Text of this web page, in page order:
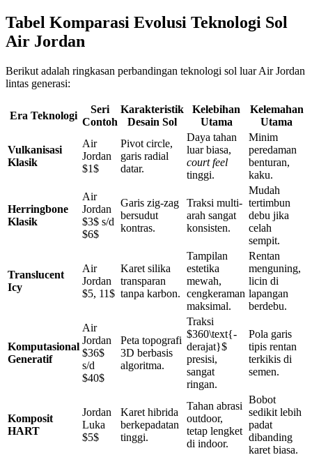
Tabel Komparasi Evolusi Teknologi Sol
Air Jordan
Berikut adalah ringkasan perbandingan teknologi sol luar Air Jordan
lintas generasi:
Era Teknologi
Seri
Contoh
Karakteristik
Desain Sol
Kelebihan
Utama
Kelemahan
Utama
Vulkanisasi
Klasik
Air
Jordan
$1$
Pivot circle,
garis radial
datar.
Daya tahan
luar biasa,
court feel
tinggi.
Minim
peredaman
benturan,
kaku.
Herringbone
Klasik
Air
Jordan
$3$ s/d
$6$
Garis zig-zag
bersudut
kontras.
Traksi multi-
arah sangat
konsisten.
Mudah
tertimbun
debu jika
celah
sempit.
Translucent
Icy
Air
Jordan
$5, 11$
Karet silika
transparan
tanpa karbon.
Tampilan
estetika
mewah,
cengkeraman
maksimal.
Rentan
menguning,
licin di
lapangan
berdebu.
Komputasional
Generatif
Air
Jordan
$36$
s/d
$40$
Peta topografi
3D berbasis
algoritma.
Traksi
$360\text{-
derajat}$
presisi,
sangat
ringan.
Pola garis
tipis rentan
terkikis di
semen.
Komposit
HART
Jordan
Luka
$5$
Karet hibrida
berkepadatan
tinggi.
Tahan abrasi
outdoor,
tetap lengket
di indoor.
Bobot
sedikit lebih
padat
dibanding
karet biasa.